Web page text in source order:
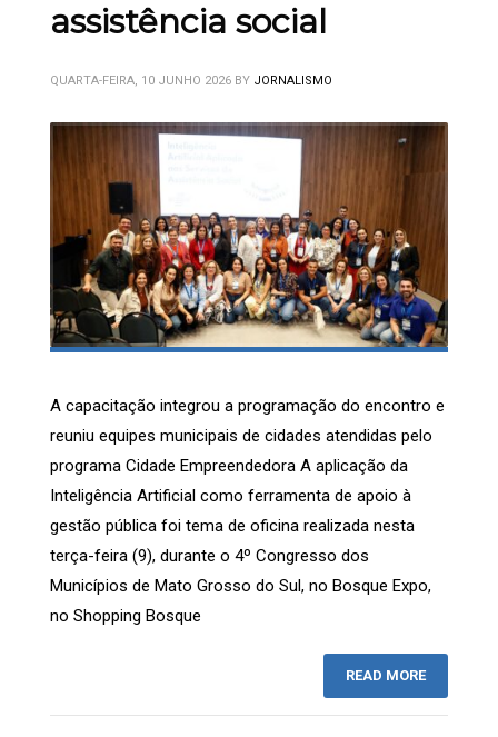
assistência social
QUARTA-FEIRA, 10 JUNHO 2026 BY JORNALISMO
A capacitação integrou a programação do encontro e
reuniu equipes municipais de cidades atendidas pelo
programa Cidade Empreendedora A aplicação da
Inteligência Artificial como ferramenta de apoio à
gestão pública foi tema de oficina realizada nesta
terça-feira (9), durante o 4º Congresso dos
Municípios de Mato Grosso do Sul, no Bosque Expo,
no Shopping Bosque
READ MORE